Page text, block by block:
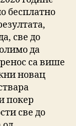
бесплатно
све до
да
са више
новац
покер
све до